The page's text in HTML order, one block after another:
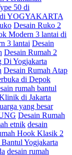
50 di
di YOGYAKARTA
Desain Ruko 2
Modern 3 lantai di
3 lantai Desain
Desain Rumah 2
Di Yogjakarta
Desain Rumah Atap
di Depok
rumah bantul
di Jakarta
yang besar
Desain Rumah
etnik desain
Hook Klasik 2
Yogjakarta
desain rumah